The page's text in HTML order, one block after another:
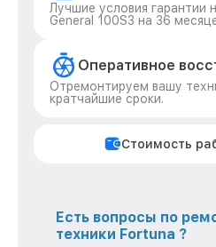
Лучшие условия гарантии
General 100S3 на 36
Оперативное
Отремонтируем вашу
кратчайшие сроки.
Стоимость
Есть вопросы по
техники Fortuna ?